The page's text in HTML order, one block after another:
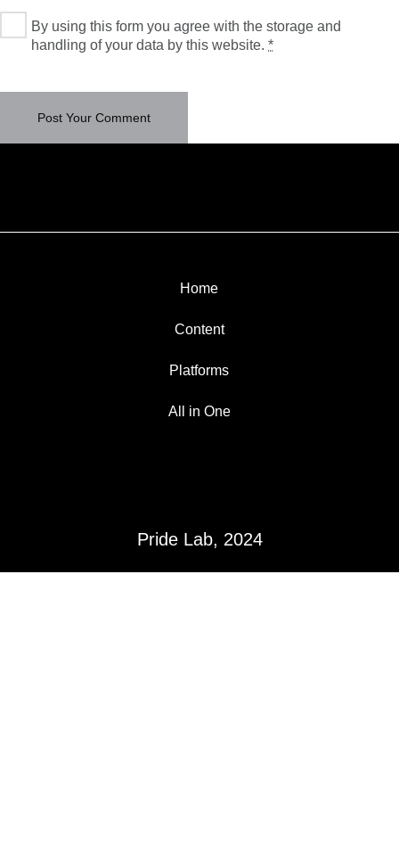
By using this form you agree with the storage and
handling of your data by this website.*
Pride Lab, 2024
Home
Content
Platforms
All in One